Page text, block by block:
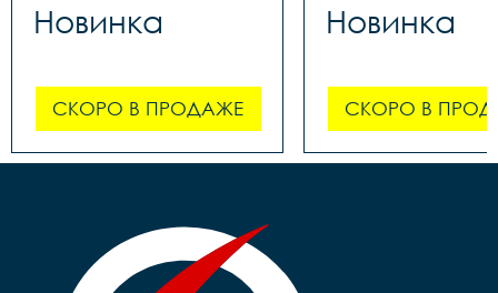
Новинка
СКОРО В ПРОДАЖЕ
Новинка
СКОРО В